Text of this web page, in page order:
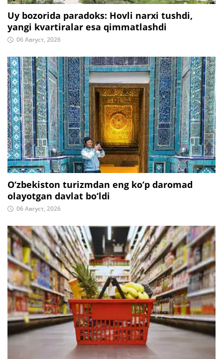
Uy bozorida paradoks: Hovli narxi tushdi,
yangi kvartiralar esa qimmatlashdi
06 Август, 2026
O‘zbekiston turizmdan eng ko‘p daromad
olayotgan davlat bo‘ldi
06 Август, 2026